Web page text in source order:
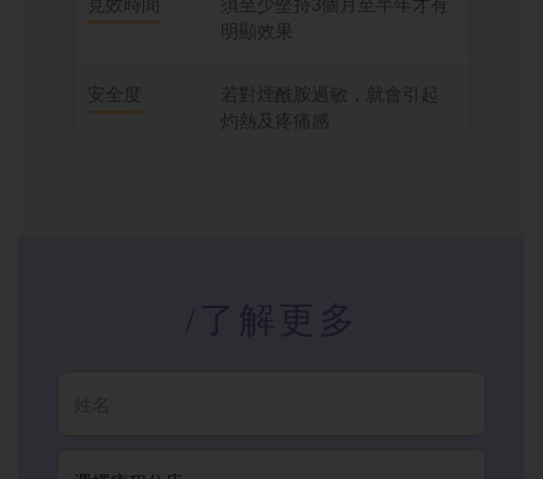
明顯效果
安全度
若對煙酰胺過敏，就會引起
灼熱及疼痛感